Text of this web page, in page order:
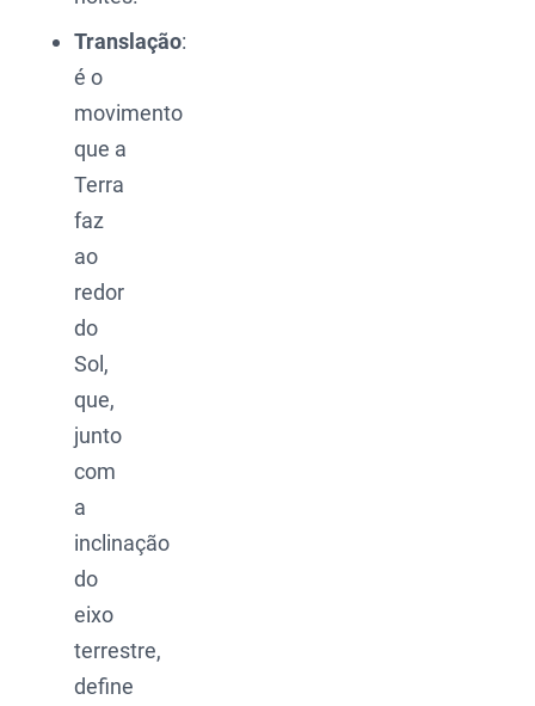
Translação:
é o
movimento
que a
Terra
faz
ao
redor
do
Sol,
que,
junto
com
a
inclinação
do
eixo
terrestre,
define